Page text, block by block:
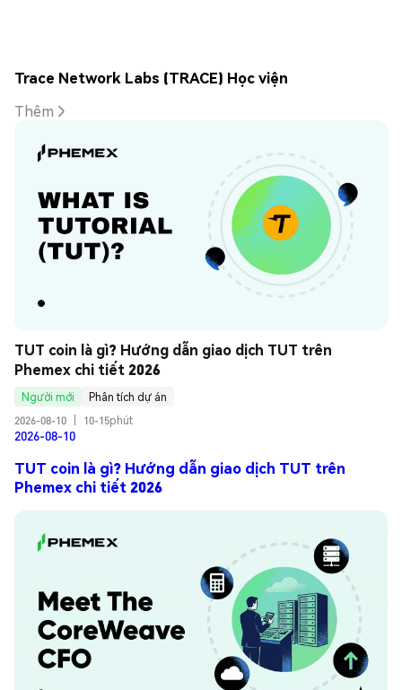
Trace Network Labs (TRACE) Học viện
Thêm
TUT coin là gì? Hướng dẫn giao dịch TUT trên
Phemex chi tiết 2026
Người mới
Phân tích dự án
2026-08-10
10-15phút
2026-08-10
TUT coin là gì? Hướng dẫn giao dịch TUT trên
Phemex chi tiết 2026